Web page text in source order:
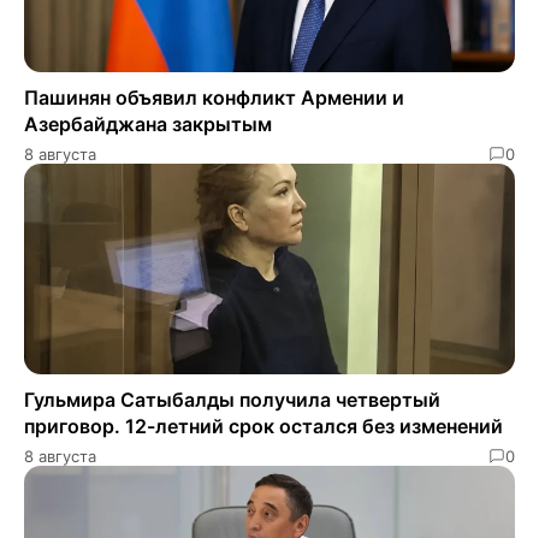
Пашинян объявил конфликт Армении и
Азербайджана закрытым
8 августа 0
Гульмира Сатыбалды получила четвертый
приговор. 12-летний срок остался без изменений
8 августа 0